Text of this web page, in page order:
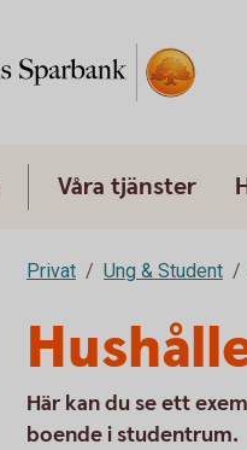
Våra tjänster
Privat Ung & Student
Här kan du se ett
boende i studentrum.